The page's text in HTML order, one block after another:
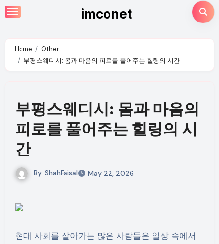
Skip
to
imconet
Home
Other
부평스웨디시: 몸과 마음의 피로를 풀어주는 힐링의 시간
부평스웨디시: 몸과 마음의
피로를 풀어주는 힐링의 시
간
By ShahFaisal May 22, 2026
현대 사회를 살아가는 많은 사람들은 일상 속에서